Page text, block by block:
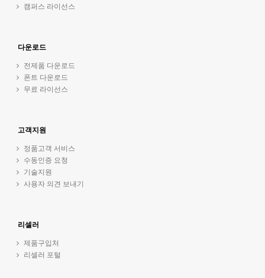
캠퍼스 라이선스
다운로드
전제품 다운로드
폰트 다운로드
무료 라이선스
고객지원
정품고객 서비스
수동인증 요청
기술지원
사용자 의견 보내기
리셀러
제품구입처
리셀러 포털